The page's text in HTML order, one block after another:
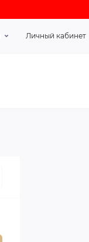
Личный кабинет